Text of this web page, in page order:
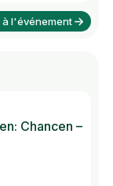
à l'événement
Chancen –